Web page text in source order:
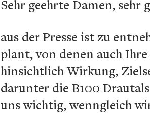
Sehr geehrte Damen, sehr
aus der Presse ist zu
plant, von denen auch
hinsichtlich Wirkung,
darunter die B100
uns wichtig, wenngleich